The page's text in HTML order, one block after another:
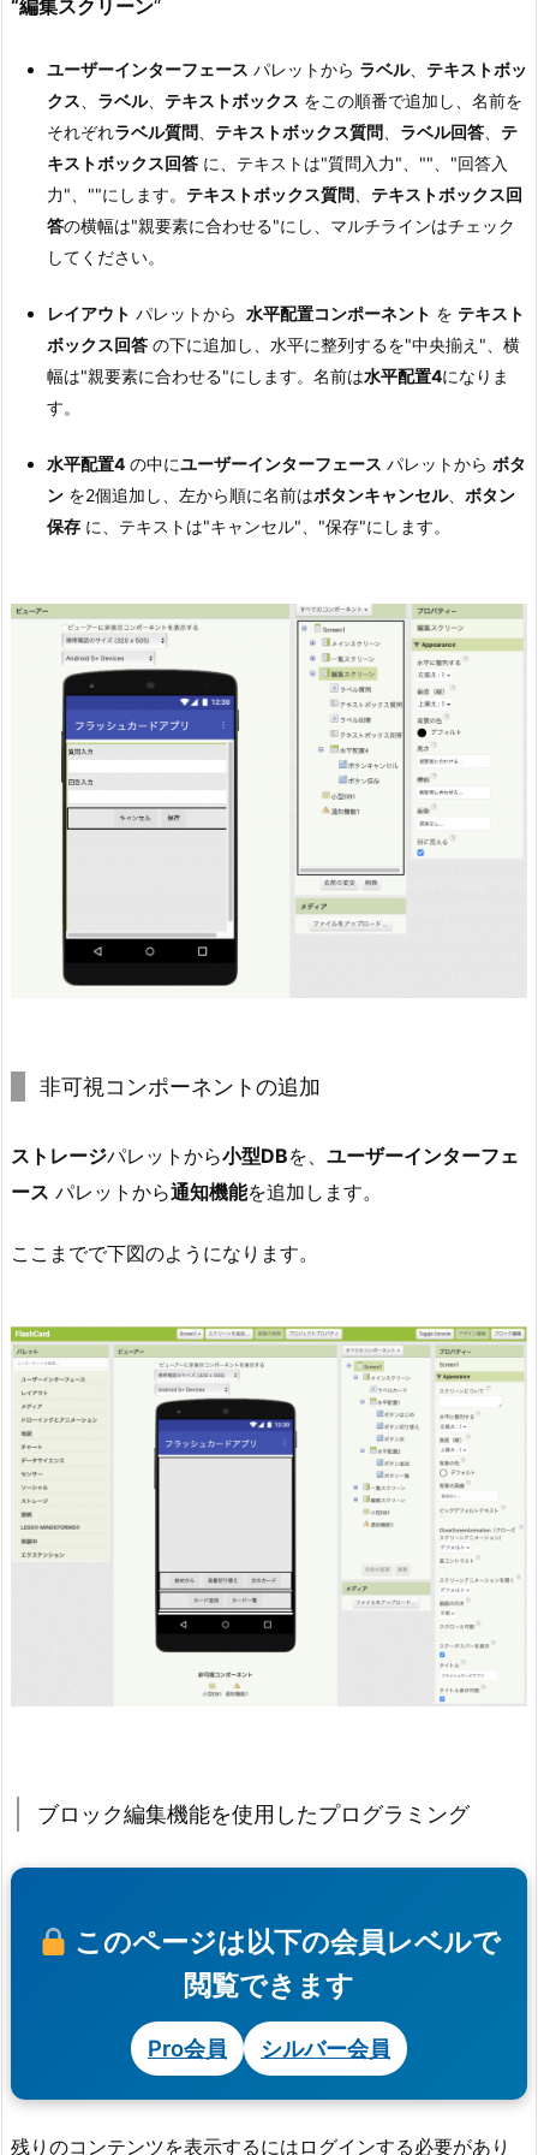
“編集スクリーン“
ユーザーインターフェース パレットから ラベル、 テキストボッ
クス、 ラベル、 テキストボックス をこの順番で追加し、名前を
それぞれラベル質問、 テキストボックス質問、 ラベル回答、 テ
キストボックス回答 に、テキストは"質問入力"、""、"回答入
力"、""にします。 テキストボックス質問、 テキストボックス回
答の横幅は"親要素に合わせる"にし、マルチラインはチェック
してください。
レイアウト パレットから 水平配置コンポーネント を テキスト
ボックス回答 の下に追加し、水平に整列するを"中央揃え"、横
幅は"親要素に合わせる"にします。名前は水平配置4になりま
す。
水平配置4 の中にユーザーインターフェース パレットから ボタ
ン を2個追加し、左から順に名前はボタンキャンセル、 ボタン
保存 に、テキストは"キャンセル"、"保存"にします。
非可視コンポーネントの追加
ストレージパレットから小型DBを、 ユーザーインターフェ
ース パレットから通知機能を追加します。
ここまでで下図のようになります。
ブロック編集機能を使用したプログラミング
このページは以下の会員レベルで
閲覧できます
Pro会員 シルバー会員
残りのコンテンツを表示するにはログインする必要があり